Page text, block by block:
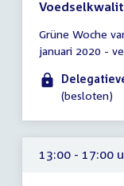
vergadering
12:15
12:45
Grüne Woche
januari 2020 -
(besloten)
13:00 - 17:00